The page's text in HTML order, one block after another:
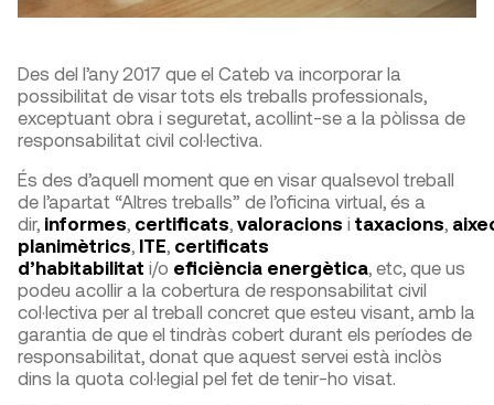
Des del l’any 2017 que el Cateb va incorporar la
possibilitat de visar tots els treballs professionals,
exceptuant obra i seguretat, acollint-se a la pòlissa de
responsabilitat civil col·lectiva.
És des d’aquell moment que en visar qualsevol treball
de l’apartat “Altres treballs” de l’oficina virtual, és a
dir, informes, certificats, valoracions i taxacions,
planimètrics, ITE, certificats
d’habitabilitat i/o eficiència energètica, etc, que us
podeu acollir a la cobertura de responsabilitat civil
col·lectiva per al treball concret que esteu visant, amb la
garantia de que el tindràs cobert durant els períodes de
responsabilitat, donat que aquest servei està inclòs
dins la quota col·legial pel fet de tenir-ho visat.